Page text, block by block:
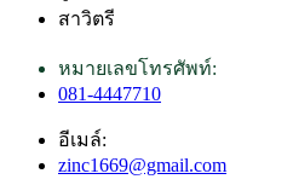
สาวิตรี
หมายเลขโทรศัพท์:
081-4447710
อีเมล์:
zinc1669@gmail.com